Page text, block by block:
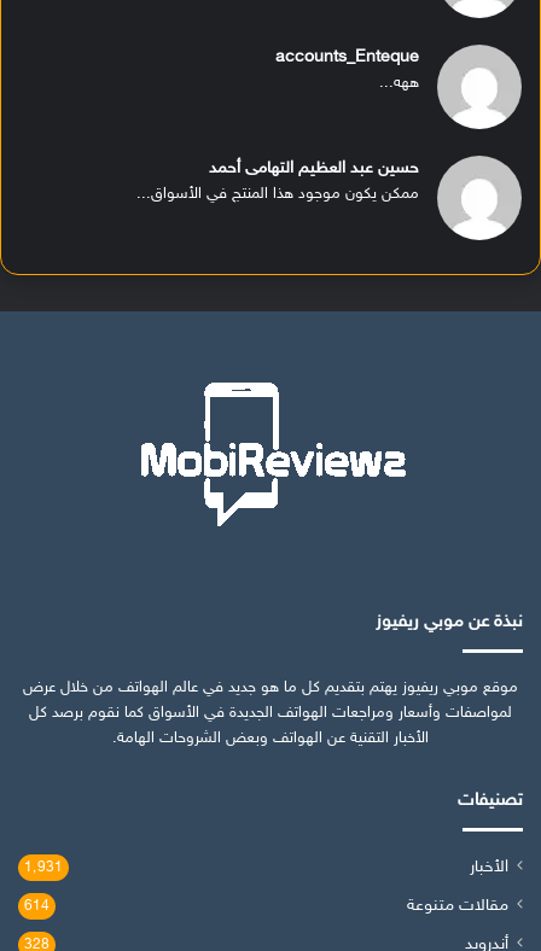
accounts_Enteque
ههه...
حسين عبد العظيم التهامى أحمد
ممكن يكون موجود هذا المنتج في الأسواق...
نبذة عن موبي ريفيوز
موقع موبي ريفيوز يهتم بتقديم كل ما هو جديد في عالم الهواتف من خلال عرض
لمواصفات وأسعار ومراجعات الهواتف الجديدة في الأسواق كما نقوم برصد كل
الأخبار التقنية عن الهواتف وبعض الشروحات الهامة.
تصنيفات
الأخبار 1٬931
مقالات متنوعة 614
أندرويد 328